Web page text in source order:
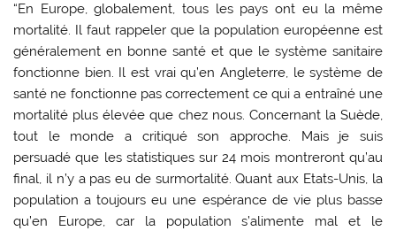
“En Europe, globalement, tous les pays ont eu la même
mortalité. Il faut rappeler que la population européenne est
généralement en bonne santé et que le système sanitaire
fonctionne bien. Il est vrai qu’en Angleterre, le système de
santé ne fonctionne pas correctement ce qui a entraîné une
mortalité plus élevée que chez nous. Concernant la Suède,
tout le monde a critiqué son approche. Mais je suis
persuadé que les statistiques sur 24 mois montreront qu’au
final, il n’y a pas eu de surmortalité. Quant aux Etats-Unis, la
population a toujours eu une espérance de vie plus basse
qu’en Europe, car la population s’alimente mal et le